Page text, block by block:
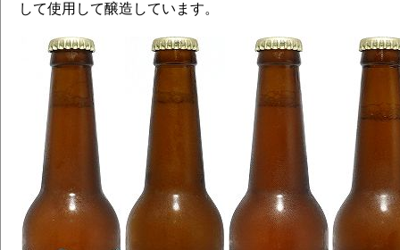
して使用して醸造しています。